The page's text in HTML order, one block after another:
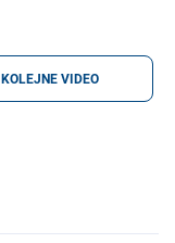
KOLEJNE VIDEO